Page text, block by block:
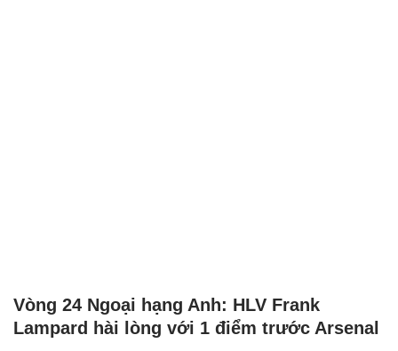
Vòng 24 Ngoại hạng Anh: HLV Frank
Lampard hài lòng với 1 điểm trước Arsenal